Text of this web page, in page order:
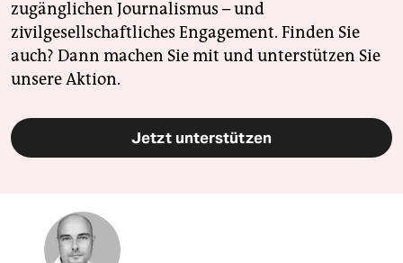
zugänglichen Journalismus – und
zivilgesellschaftliches Engagement. Finden Sie
auch? Dann machen Sie mit und unterstützen Sie
unsere Aktion.
Jetzt unterstützen